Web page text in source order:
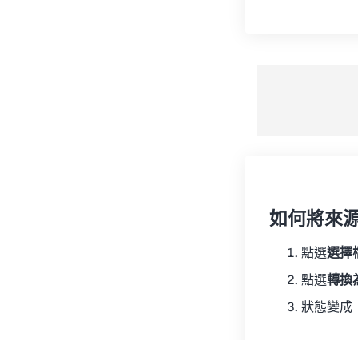
如何將來
點選選擇
點選轉換
狀態變成